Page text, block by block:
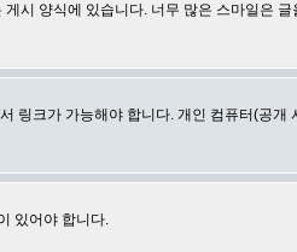
시 양식에 있습니다. 너무 많은 스마일은
크가 가능해야 합니다. 개인 컴퓨터(공개
있어야 합니다.